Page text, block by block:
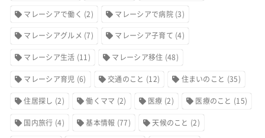
マレーシアで働く (2) マレーシアで病院(3)
マレーシアグルメ (7) マレーシア子育て (4)
マレーシア生活 (11) マレーシア移住 (48)
マレーシア育児 (6) 交通のこと (12) 住まいのこと (35)
住居探し (2) 働くママ (2) 医療 (2) 医療のこと (15)
国内旅行 (4) 基本情報 (77) 天候のこと (2)